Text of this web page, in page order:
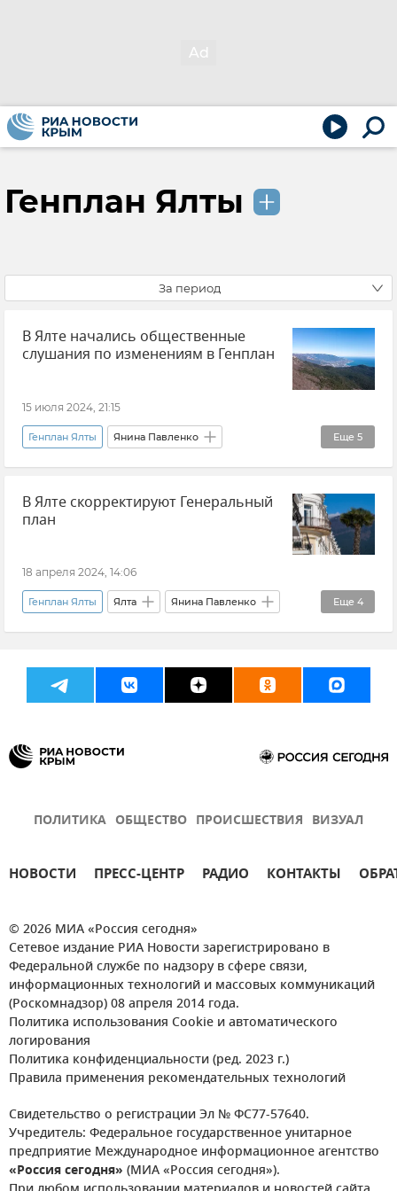
Генплан Ялты
За период
В Ялте начались общественные
слушания по изменениям в Генплан
15 июля 2024, 21:15
Еще 5
Генплан Ялты Янина Павленко
Новости Крыма Крым Ялта
Городская среда Благоустройство
В Ялте скорректируют Генеральный
план
18 апреля 2024, 14:06
Еще 4
Генплан Ялты Ялта Янина Павленко
Городская среда Новости Крыма
Общество Крым
ПОЛИТИКА ОБЩЕСТВО ПРОИСШЕСТВИЯ ВИЗУАЛ
НОВОСТИ ПРЕСС-ЦЕНТР РАДИО КОНТАКТЫ
© 2026 МИА «Россия сегодня»
Сетевое издание РИА Новости зарегистрировано в
Федеральной службе по надзору в сфере связи,
информационных технологий и массовых коммуникаций
(Роскомнадзор) 08 апреля 2014 года.
Политика использования Cookie и автоматического
логирования
Политика конфиденциальности (ред. 2023 г.)
Правила применения рекомендательных технологий
Свидетельство о регистрации Эл № ФС77-57640.
Учредитель: Федеральное государственное унитарное
предприятие Международное информационное агентство
«Россия сегодня» (МИА «Россия сегодня»).